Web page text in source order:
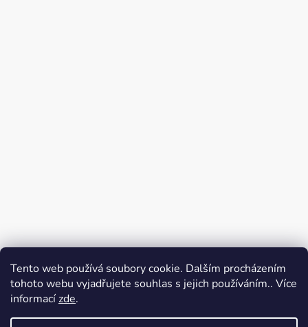
Tento web používá soubory cookie. Dalším procházením
tohoto webu vyjadřujete souhlas s jejich používáním.. Více
informacízde.
VERA GURMET